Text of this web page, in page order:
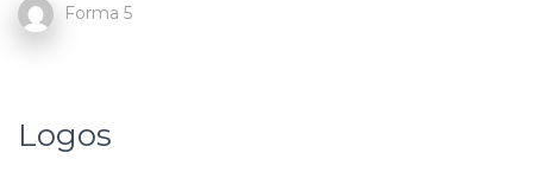
Forma 5
Logos